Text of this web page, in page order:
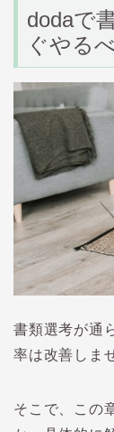
dodaで
ぐやる
書類選考が通
率は改善しま
そこで、この